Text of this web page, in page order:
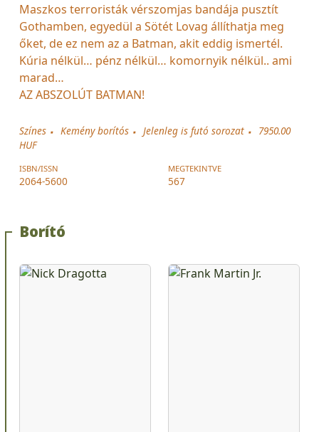
Maszkos terroristák vérszomjas bandája pusztít
Gothamben, egyedül a Sötét Lovag állíthatja meg
őket, de ez nem az a Batman, akit eddig ismertél.
Kúria nélkül… pénz nélkül… komornyik nélkül.. ami
marad…
AZ ABSZOLÚT BATMAN!
Színes Kemény borítós Jelenleg is futó sorozat
7950.00
HUF
ISBN/ISSN
2064-5600
MEGTEKINTVE
567
Borító